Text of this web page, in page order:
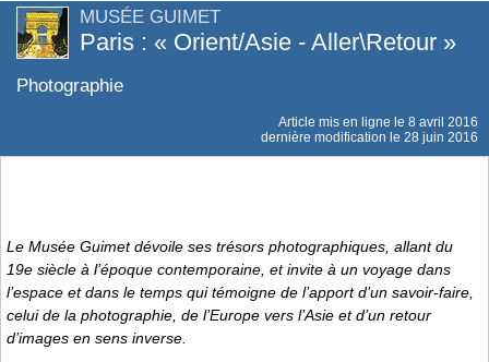
MUSÉE GUIMET
Paris : « Orient/Asie - Aller\Retour »
Photographie
Article mis en ligne le 8 avril 2016
dernière modification le 28 juin 2016
Le Musée Guimet dévoile ses trésors photographiques, allant du
19e siècle à l’époque contemporaine, et invite à un voyage dans
l’espace et dans le temps qui témoigne de l’apport d’un savoir-faire,
celui de la photographie, de l’Europe vers l’Asie et d’un retour
d’images en sens inverse.